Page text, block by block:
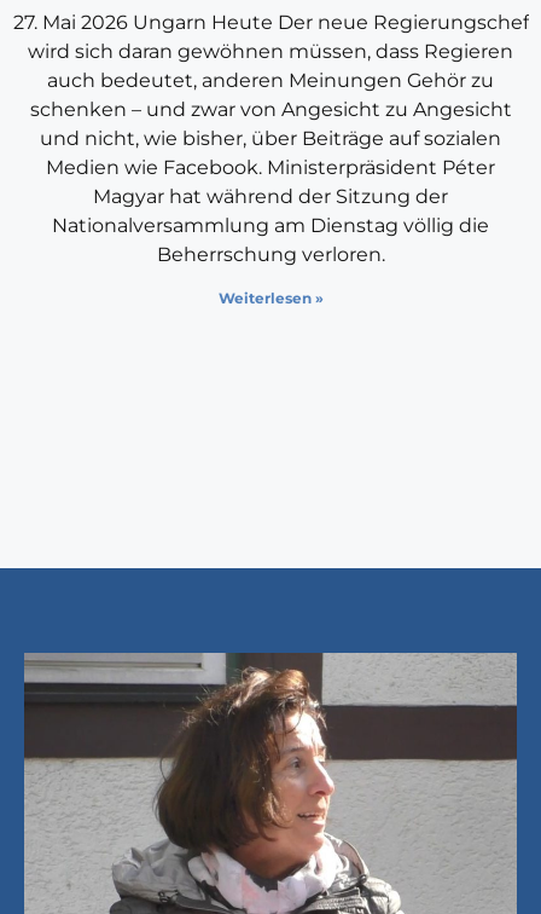
27. Mai 2026 Ungarn Heute Der neue Regierungschef
wird sich daran gewöhnen müssen, dass Regieren
auch bedeutet, anderen Meinungen Gehör zu
schenken – und zwar von Angesicht zu Angesicht
und nicht, wie bisher, über Beiträge auf sozialen
Medien wie Facebook. Ministerpräsident Péter
Magyar hat während der Sitzung der
Nationalversammlung am Dienstag völlig die
Beherrschung verloren.
Weiterlesen »